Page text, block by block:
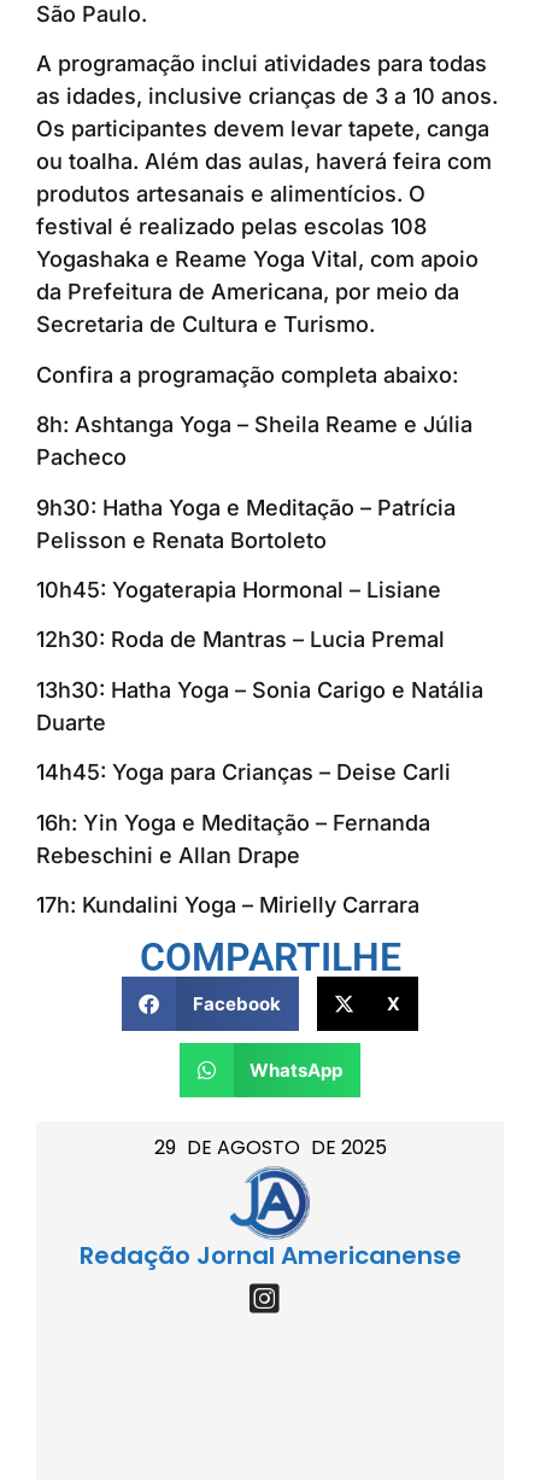
29 DE AGOSTO DE 2025
Redação Jornal Americanense
São Paulo.
A programação inclui atividades para todas
as idades, inclusive crianças de 3 a 10 anos.
Os participantes devem levar tapete, canga
ou toalha. Além das aulas, haverá feira com
produtos artesanais e alimentícios. O
festival é realizado pelas escolas 108
Yogashaka e Reame Yoga Vital, com apoio
da Prefeitura de Americana, por meio da
Secretaria de Cultura e Turismo.
Confira a programação completa abaixo:
8h: Ashtanga Yoga – Sheila Reame e Júlia
Pacheco
9h30: Hatha Yoga e Meditação – Patrícia
Pelisson e Renata Bortoleto
10h45: Yogaterapia Hormonal – Lisiane
12h30: Roda de Mantras – Lucia Premal
13h30: Hatha Yoga – Sonia Carigo e Natália
Duarte
14h45: Yoga para Crianças – Deise Carli
16h: Yin Yoga e Meditação – Fernanda
Rebeschini e Allan Drape
17h: Kundalini Yoga – Mirielly Carrara
COMPARTILHE
Facebook X
WhatsApp